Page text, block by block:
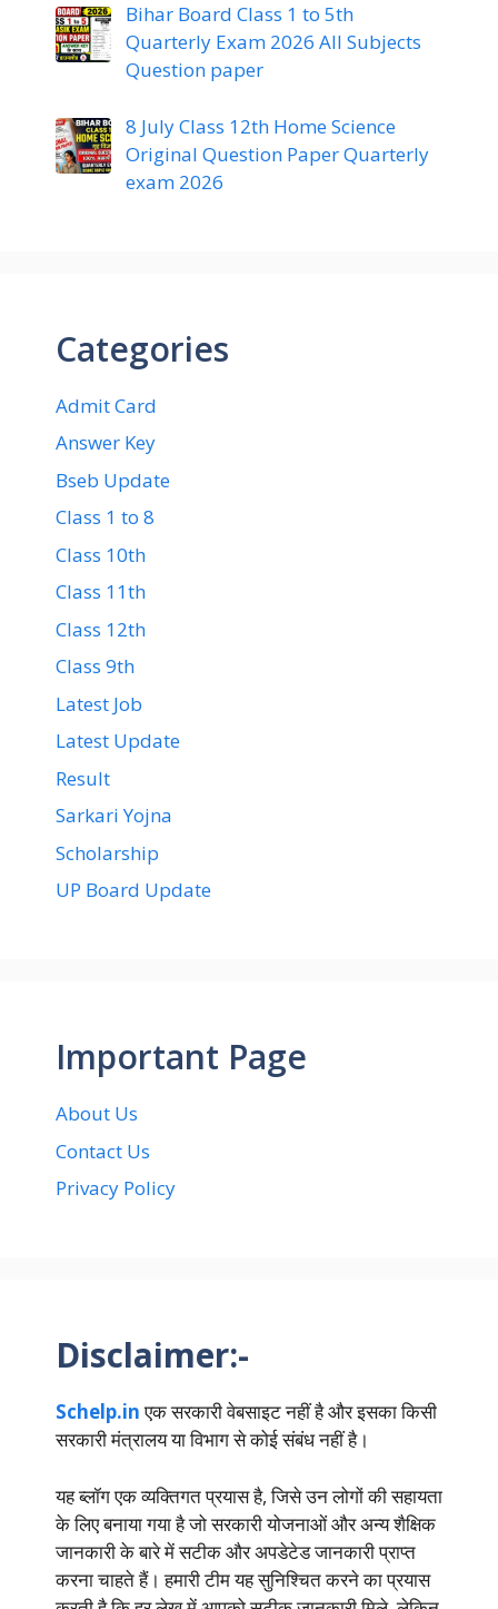
Bihar Board Class 1 to 5th
Quarterly Exam 2026 All Subjects
Question paper
8 July Class 12th Home Science
Original Question Paper Quarterly
exam 2026
Categories
Admit Card
Answer Key
Bseb Update
Class 1 to 8
Class 10th
Class 11th
Class 12th
Class 9th
Latest Job
Latest Update
Result
Sarkari Yojna
Scholarship
UP Board Update
Important Page
About Us
Contact Us
Privacy Policy
Disclaimer:-
Schelp.inएक सरकारी वेबसाइट नहीं है और इसका किसी
सरकारी मंत्रालय या विभाग से कोई संबंध नहीं है।
यह ब्लॉग एक व्यक्तिगत प्रयास है, जिसे उन लोगों की सहायता
के लिए बनाया गया है जो सरकारी योजनाओं और अन्य शैक्षिक
जानकारी के बारे में सटीक और अपडेटेड जानकारी प्राप्त
करना चाहते हैं। हमारी टीम यह सुनिश्चित करने का प्रयास